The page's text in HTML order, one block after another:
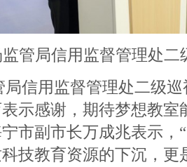
管局信用监督管理处二
信用监督管理处二级
示感谢，期待梦想教室
市副市长万成兆表示，
技教育资源的下沉，更